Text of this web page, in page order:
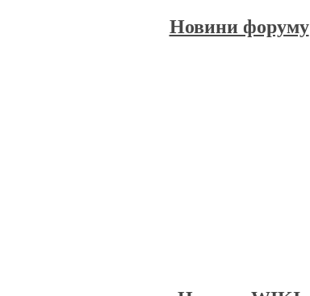
Новини форуму